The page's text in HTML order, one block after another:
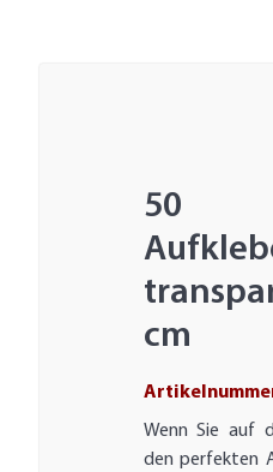
50
cm
Wenn Sie auf
den perfekten